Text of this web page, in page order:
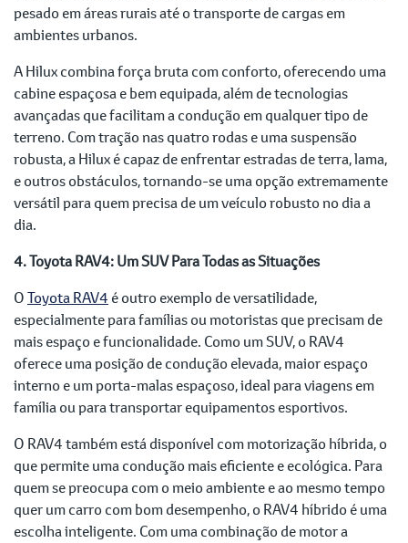
pesado em áreas rurais até o transporte de cargas em
ambientes urbanos.
A Hilux combina força bruta com conforto, oferecendo uma
cabine espaçosa e bem equipada, além de tecnologias
avançadas que facilitam a condução em qualquer tipo de
terreno. Com tração nas quatro rodas e uma suspensão
robusta, a Hilux é capaz de enfrentar estradas de terra, lama,
e outros obstáculos, tornando-se uma opção extremamente
versátil para quem precisa de um veículo robusto no dia a
dia.
4. Toyota RAV4: Um SUV Para Todas as Situações
OToyota RAV4 é outro exemplo de versatilidade,
especialmente para famílias ou motoristas que precisam de
mais espaço e funcionalidade. Como um SUV, o RAV4
oferece uma posição de condução elevada, maior espaço
interno e um porta-malas espaçoso, ideal para viagens em
família ou para transportar equipamentos esportivos.
O RAV4 também está disponível com motorização híbrida, o
que permite uma condução mais eficiente e ecológica. Para
quem se preocupa com o meio ambiente e ao mesmo tempo
quer um carro com bom desempenho, o RAV4 híbrido é uma
escolha inteligente. Com uma combinação de motor a